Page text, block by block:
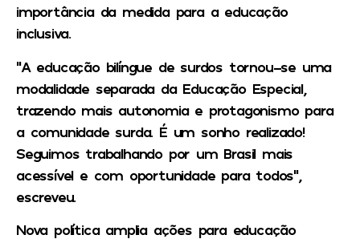
importância da medida para a educação
inclusiva.
“A educação bilíngue de surdos tornou-se uma
modalidade separada da Educação Especial,
trazendo mais autonomia e protagonismo para
a comunidade surda. É um sonho realizado!
Seguimos trabalhando por um Brasil mais
acessível e com oportunidade para todos”,
escreveu.
Nova política amplia ações para educação